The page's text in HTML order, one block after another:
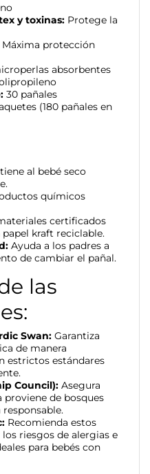
y toxinas: Protege la
Máxima protección
absorbentes
30 pañales
(180 pañales en
al bebé seco
químicos
certificados
kraft reciclable.
Ayuda a los padres a
de cambiar el pañal.
las
Swan: Garantiza
de manera
estrictos estándares
Council): Asegura
proviene de bosques
Recomienda estos
riesgos de alergias e
para bebés con